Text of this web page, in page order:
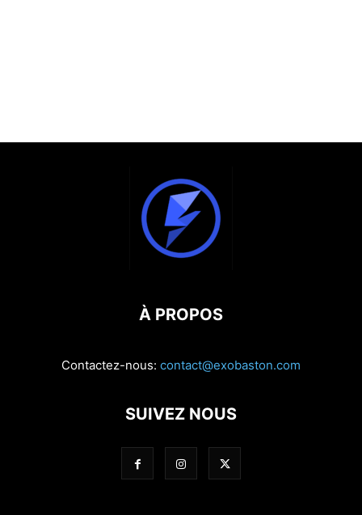
À PROPOS
Contactez-nous: contact@exobaston.com
SUIVEZ NOUS